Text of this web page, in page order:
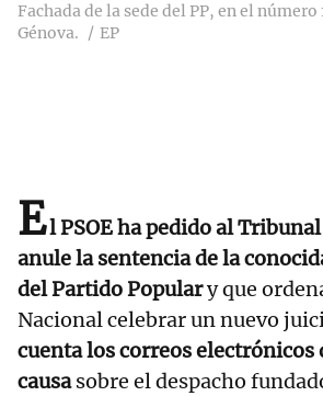
Fachada de la sede del PP, en el número
Génova.
EP
El PSOE ha pedido al
anule la sentencia de la
del Partido Populary que
Nacional celebrar un nuevo
cuenta los correos electrónicos
causasobre el despacho